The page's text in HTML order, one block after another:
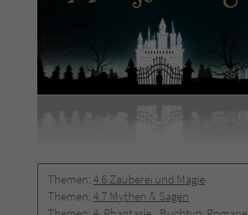
Themen: 4.6 Zauberei und Magie
Themen: 4.7 Mythen & Sagen